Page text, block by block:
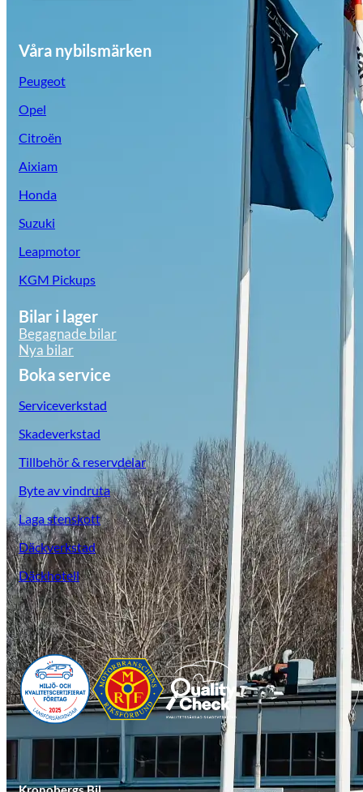
Opel
Våra nybilsmärken
Peugeot
Opel
Citroën
Aixiam
Honda
Suzuki
Leapmotor
KGM Pickups
Bilar i lager
Begagnade bilar
Nya bilar
Boka service
Serviceverkstad
Skadeverkstad
Tillbehör & reservdelar
Byte av vindruta
Laga stenskott
Däckverkstad
Däckhotell